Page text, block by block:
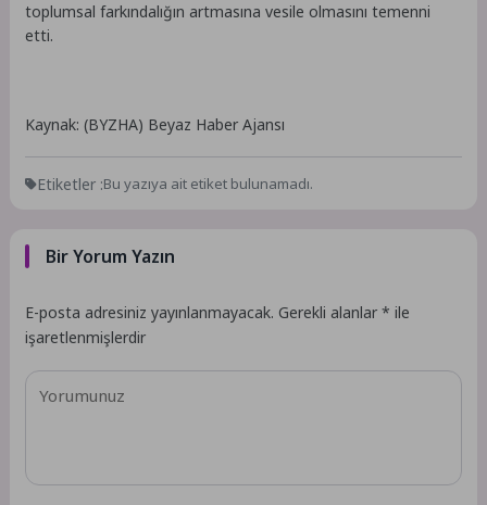
toplumsal farkındalığın artmasına vesile olmasını temenni
etti.
Kaynak: (BYZHA) Beyaz Haber Ajansı
Etiketler :Bu yazıya ait etiket bulunamadı.
Bir Yorum Yazın
E-posta adresiniz yayınlanmayacak. Gerekli alanlar* ile
işaretlenmişlerdir